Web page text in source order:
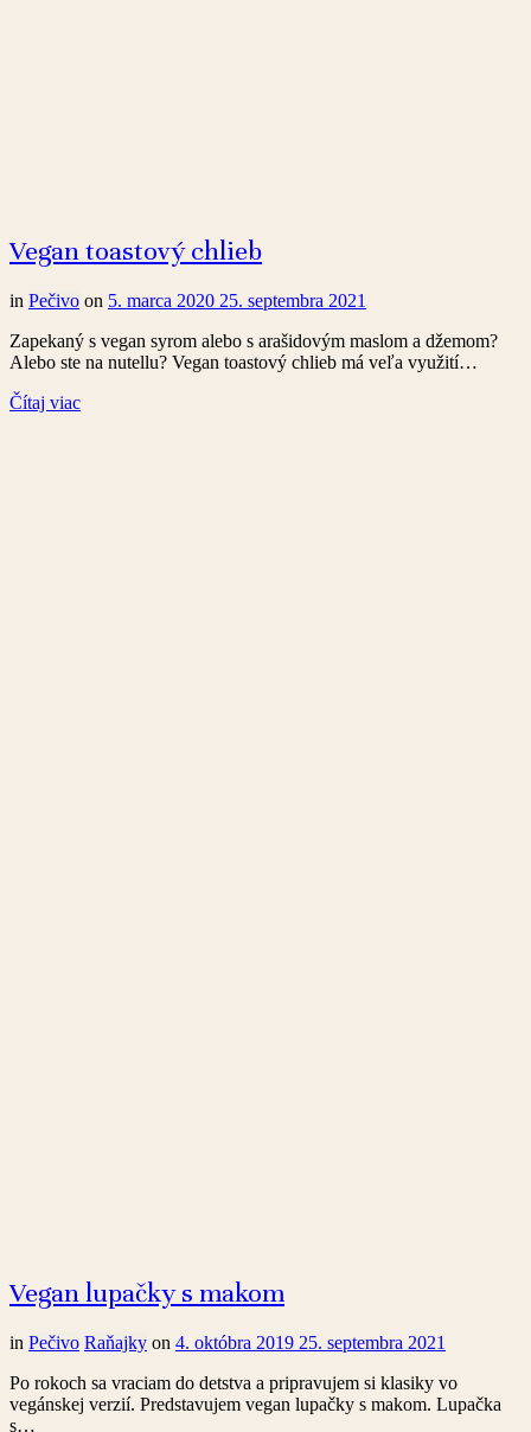
Vegan toastový chlieb
in Pečivo on 5. marca 2020 25. septembra 2021
Zapekaný s vegan syrom alebo s arašidovým maslom a džemom?
Alebo ste na nutellu? Vegan toastový chlieb má veľa využití…
Čítaj viac
Vegan lupačky s makom
in Pečivo Raňajky on 4. októbra 2019 25. septembra 2021
Po rokoch sa vraciam do detstva a pripravujem si klasiky vo
vegánskej verzií. Predstavujem vegan lupačky s makom. Lupačka
s…